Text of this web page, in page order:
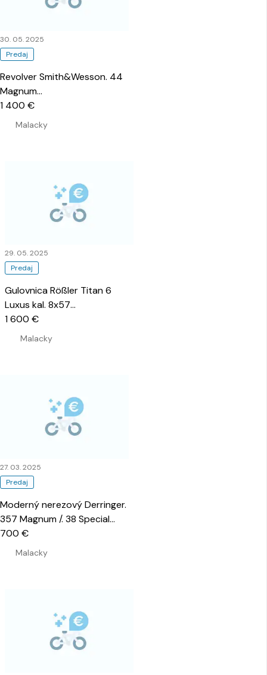
Predaj
30. 05. 2025
Revolver Smith&Wesson. 44
Magnum…
Malacky
1 400 €
Predaj
29. 05. 2025
Gulovnica Rößler Titan 6
Luxus kal. 8x57…
Malacky
1 600 €
Predaj
27. 03. 2025
Moderný nerezový Derringer.
357 Magnum /. 38 Special…
Malacky
700 €